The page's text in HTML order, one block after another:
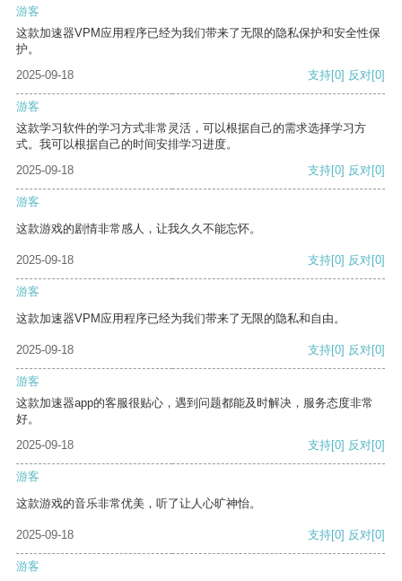
游客
这款加速器VPM应用程序已经为我们带来了无限的隐私保护和安全性保
护。
2025-09-18
支持[0] 反对[0]
游客
这款学习软件的学习方式非常灵活，可以根据自己的需求选择学习方
式。我可以根据自己的时间安排学习进度。
2025-09-18
支持[0] 反对[0]
游客
这款游戏的剧情非常感人，让我久久不能忘怀。
2025-09-18 支持[0] 反对[0]
游客
这款加速器VPM应用程序已经为我们带来了无限的隐私和自由。
2025-09-18 支持[0] 反对[0]
游客
这款加速器app的客服很贴心，遇到问题都能及时解决，服务态度非常
好。
2025-09-18
支持[0] 反对[0]
游客
这款游戏的音乐非常优美，听了让人心旷神怡。
2025-09-18 支持[0] 反对[0]
游客